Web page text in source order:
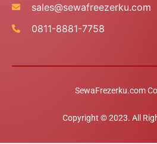
sales@sewafreezerku.com
0811-8881-7758
SewaFrezerku.com
Copyright © 2023. All